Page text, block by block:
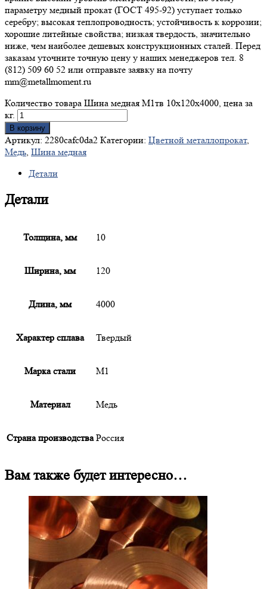
параметру медный прокат (ГОСТ 495-92) уступает только
серебру; высокая теплопроводность; устойчивость к коррозии;
хорошие литейные свойства; низкая твердость, значительно
ниже, чем наиболее дешевых конструкционных сталей. Перед
заказам уточните точную цену у наших менеджеров тел. 8
(812) 509 60 52 или отправьте заявку на почту
mm@metallmoment.ru
Количество товара Шина медная М1тв 10х120х4000, цена за
кг.
В корзину
Артикул: 2280cafc0da2 Категории: Цветной металлопрокат,
Медь, Шина медная
Детали
Детали
Толщина, мм 10
Ширина, мм 120
Длина, мм 4000
Характер сплава Твердый
Марка стали М1
Материал Медь
Страна производства Россия
Вам также будет интересно…